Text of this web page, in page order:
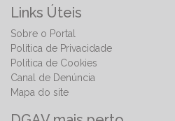
Links Úteis
Sobre o Portal
Política de Privacidade
Política de Cookies
Canal de Denúncia
Mapa do site